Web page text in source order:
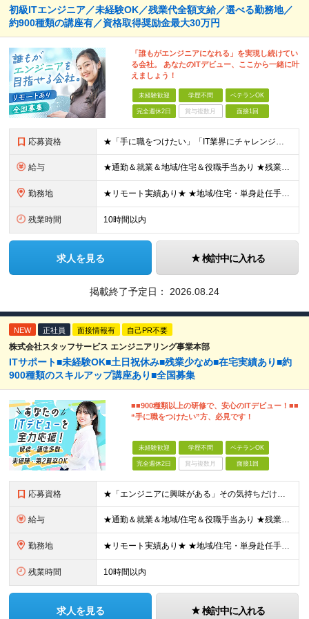
初級ITエンジニア／未経験OK／残業代全額支給／選べる勤務地／
約900種類の講座有／資格取得奨励金最大30万円
「誰もがエンジニアになれる」を実現し続けてい
る会社。 あなたのITデビュー、ここから一緒に叶
えましょう！
未経験歓迎 学歴不問 ベテランOK
完全週休2日 賞与複数月 面接1回
応募資格 ★「手に職をつけたい」「IT業界にチャレンジしたい」方歓迎！ ■学歴不問 ■IT知識・理系文系不問！未経験・第二新卒OK ★ITサポート・IT事務やエンジニアの経験をお持ちの方は優遇します！ 地方在
給与 ★通勤＆就業＆地域/住宅＆役職手当あり ★残業代は全額支給 ★選べる給与制度あり！ ■東京・神奈川・千葉・埼玉勤務の場合 月給24.5万円～55万円＋諸手当 （残業代は全額支給） (20,000円の
勤務地 ★リモート実績あり★ ★地域/住宅・単身赴任手当などサポートも万全 ★転任費用や寮・社宅制度も完備しています ★勤務地については希望を考慮の上、決定します ★面接地エリアでの就業率92％以上！ 『地
残業時間 10時間以内
求人を見る 検討中に入れる
掲載終了予定日： 2026.08.24
NEW 正社員 面接情報有 自己PR不要
株式会社スタッフサービス エンジニアリング事業本部
ITサポート■未経験OK■土日祝休み■残業少なめ■在宅実績あり■約
900種類のスキルアップ講座あり■全国募集
■■900種類以上の研修で、安心のITデビュー！■■
“手に職をつけたい”方、必見です！
未経験歓迎 学歴不問 ベテランOK
完全週休2日 賞与複数月 面接1回
応募資格 ★「エンジニアに興味がある」その気持ちだけでOK！ ■学歴不問 ■IT知識・実務経験は一切不問！未経験・第二新卒大歓迎 ★ITサポート・IT事務やエンジニアの経験をお持ちの方は優遇します！ 地方在住
給与 ★通勤＆就業＆地域/住宅＆役職手当あり ★残業代は全額支給 ★選べる給与制度あり！ ■東京・神奈川・千葉・埼玉勤務の場合 月給24.5万円～55万円＋諸手当 （残業代は全額支給） (20,000円の
勤務地 ★リモート実績あり★ ★地域/住宅・単身赴任手当などサポートも万全 ★転任費用や寮・社宅制度も完備しています ★勤務地については希望を考慮の上、決定します 『地元で働きたい』『新天地で挑戦したい』と
残業時間 10時間以内
求人を見る 検討中に入れる